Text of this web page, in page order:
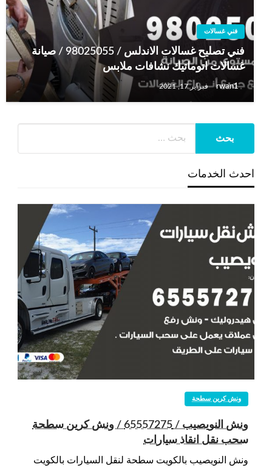
فني غسالات
فني تصليح غسالات الاندلس / 98025055 / صيانة
غسالات اتوماتيك نشافات ملابس
rwan1 فبراير 17, 2021
احدث الخدمات
ونش كرين سطحة
ونش النويصيب / 65557275 / ونش كرين سطحة
سحب نقل انقاذ سيارات
ونش النويصيب بالكويت سطحة لنقل السيارات بالكويت